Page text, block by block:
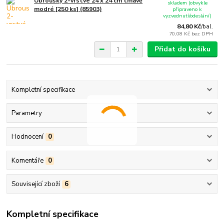
modré [250 ks] (85903)
84,80 Kč/bal.
70,08 Kč bez DPH
skladem (obvykle
připraveno k
vyzvednutí/odeslání)
Přidat do košíku
Kompletní specifikace
Parametry
Hodnocení 0
Komentáře 0
Související zboží 6
Kompletní specifikace